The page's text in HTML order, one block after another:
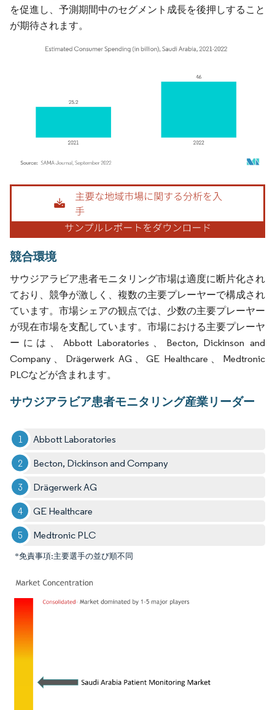
を促進し、予測期間中のセグメント成長を後押しすること
が期待されます。
画像 © Mordor Intelligence。再利用にはCC BY 4.0の表示が必要です。
競合環境
サウジアラビア患者モニタリング市場は適度に断片化され
ており、競争が激しく、複数の主要プレーヤーで構成され
ています。市場シェアの観点では、少数の主要プレーヤー
が現在市場を支配しています。市場における主要プレーヤ
ーには、Abbott Laboratories、Becton, Dickinson and
Company、Drägerwerk AG、GE Healthcare、Medtronic
PLCなどが含まれます。
サウジアラビア患者モニタリング産業リーダー
Abbott Laboratories
Becton, Dickinson and Company
Drägerwerk AG
GE Healthcare
Medtronic PLC
*免責事項:主要選手の並び順不同